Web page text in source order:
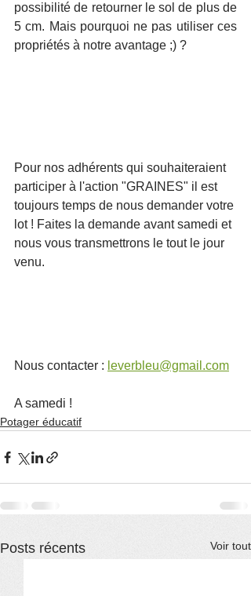
possibilité de retourner le sol de plus de
5 cm. Mais pourquoi ne pas utiliser ces
propriétés à notre avantage ;) ?
Pour nos adhérents qui souhaiteraient
participer à l'action "GRAINES" il est
toujours temps de nous demander votre
lot ! Faites la demande avant samedi et
nous vous transmettrons le tout le jour
venu.
Nous contacter : leverbleu@gmail.com
A samedi !
Potager éducatif
Posts récents Voir tout